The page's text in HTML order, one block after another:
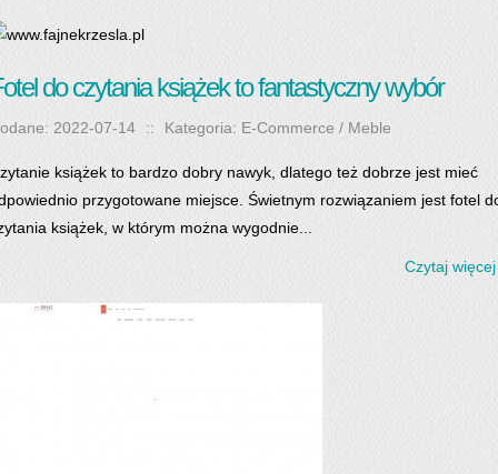
do czytania książek to fantastyczny wybór
2022-07-14 :: Kategoria: E-Commerce / Meble
książek to bardzo dobry nawyk, dlatego też dobrze jest mieć
przygotowane miejsce. Świetnym rozwiązaniem jest fotel
książek, w którym można wygodnie...
Czytaj